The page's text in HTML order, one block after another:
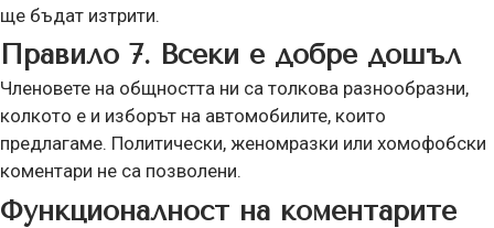
ще бъдат изтрити.
Правило 7. Всеки е добре дошъл
Членовете на общността ни са толкова разнообразни,
колкото е и изборът на автомобилите, които
предлагаме. Политически, женомразки или хомофобски
коментари не са позволени.
Функционалност на коментарите